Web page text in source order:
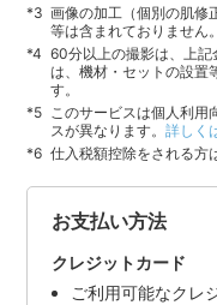
画像の加工（個別の肌修
等は含まれておりません。
60分以上の撮影は、上
は、機材・セットの設置
す。
このサービスは個人利
スが異なります。詳しく
仕入税額控除をされる方
お支払い方法
クレジットカード
ご利用可能なクレ